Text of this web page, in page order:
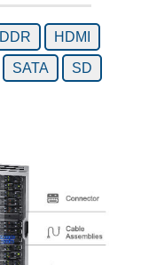
DDR HDMI
SATA SD